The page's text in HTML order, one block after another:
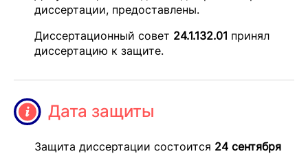
диссертации, предоставлены.
Диссертационный совет 24.1.132.01 принял
диссертацию к защите.
Дата защиты
Защита диссертации состоится 24 сентября